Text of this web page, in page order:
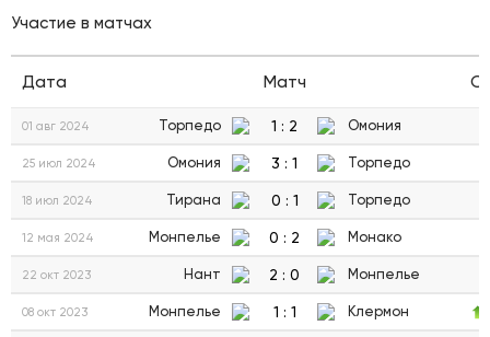
Участие в матчах
Дата Матч
01 авг 2024 Торпедо 1 : 2 Омония
25 июл 2024 Омония 3 : 1 Торпедо
18 июл 2024 Тирана 0 : 1 Торпедо
12 мая 2024 Монпелье 0 : 2 Монако
22 окт 2023 Нант 2 : 0 Монпелье
08 окт 2023 Монпелье 1 : 1 Клермон